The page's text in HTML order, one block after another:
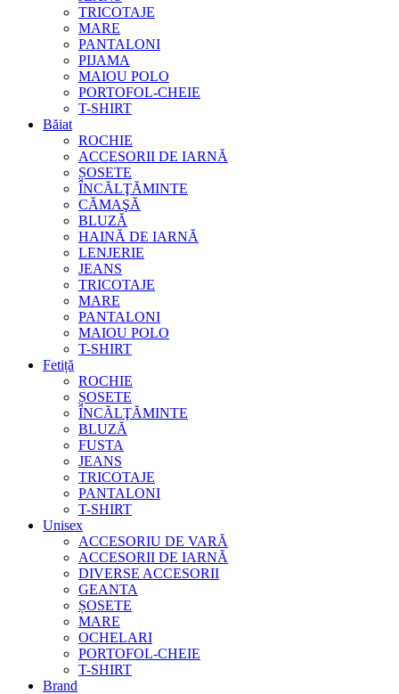
TRICOTAJE
MARE
PANTALONI
PIJAMA
MAIOU POLO
PORTOFOL-CHEIE
T-SHIRT
Băiat
ROCHIE
ACCESORII DE IARNĂ
ȘOSETE
ÎNCĂLŢĂMINTE
CĂMAŞĂ
BLUZĂ
HAINĂ DE IARNĂ
LENJERIE
JEANS
TRICOTAJE
MARE
PANTALONI
MAIOU POLO
T-SHIRT
Fetiță
ROCHIE
ȘOSETE
ÎNCĂLŢĂMINTE
BLUZĂ
FUSTA
JEANS
TRICOTAJE
PANTALONI
T-SHIRT
Unisex
ACCESORIU DE VARĂ
ACCESORII DE IARNĂ
DIVERSE ACCESORII
GEANTA
ȘOSETE
MARE
OCHELARI
PORTOFOL-CHEIE
T-SHIRT
Brand